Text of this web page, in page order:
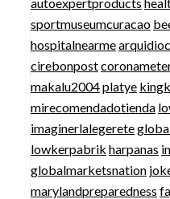
sportmuseumcuracao
hospitalnearme
cirebonpost
makalu2004platye
mirecomendadotienda
imaginerlalegerete
lowkerpabrik harpanas
globalmarketsnation
marylandpreparedness